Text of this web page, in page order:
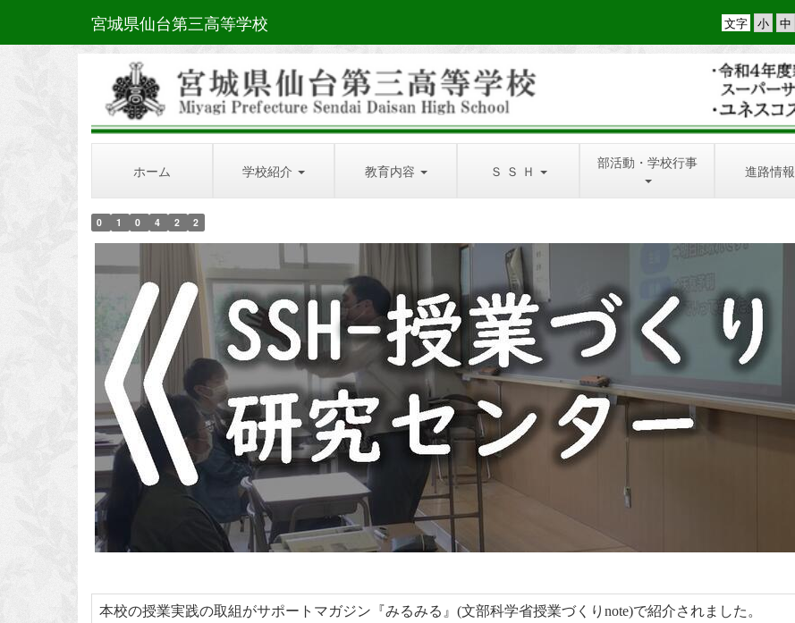
宮城県仙台第三高等学校 文字
ホーム 学校紹介 教育内容 Ｓ Ｓ Ｈ 部活動・学校行事 進路情報
0 1 0 4 2 2
本校の授業実践の取組がサポートマガジン『みるみる』(文部科学省授業づくりnote)で紹介されました。